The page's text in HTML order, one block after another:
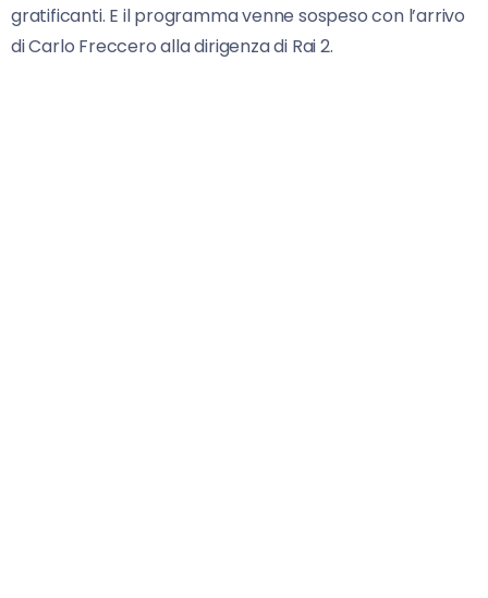
gratificanti. E il programma venne sospeso con l’arrivo
di Carlo Freccero alla dirigenza di Rai 2.